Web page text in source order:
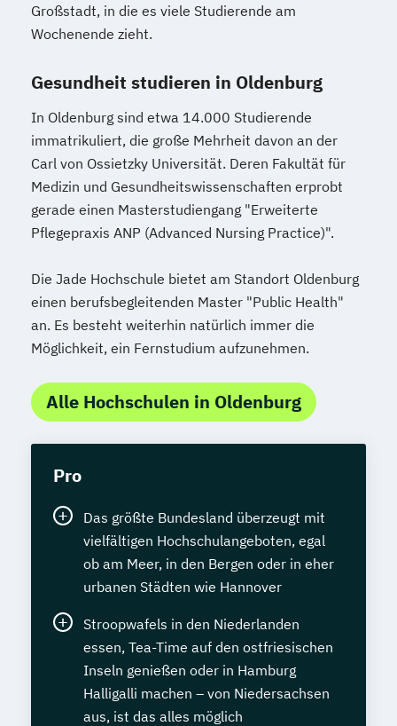
Großstadt, in die es viele Studierende am
Wochenende zieht.
Gesundheit studieren in Oldenburg
In Oldenburg sind etwa 14.000 Studierende
immatrikuliert, die große Mehrheit davon an der
Carl von Ossietzky Universität. Deren Fakultät für
Medizin und Gesundheitswissenschaften erprobt
gerade einen Masterstudiengang "Erweiterte
Pflegepraxis ANP (Advanced Nursing Practice)".
Die Jade Hochschule bietet am Standort Oldenburg
einen berufsbegleitenden Master "Public Health"
an. Es besteht weiterhin natürlich immer die
Möglichkeit, ein Fernstudium aufzunehmen.
Alle Hochschulen in Oldenburg
Pro
Das größte Bundesland überzeugt mit
vielfältigen Hochschulangeboten, egal
ob am Meer, in den Bergen oder in eher
urbanen Städten wie Hannover
Stroopwafels in den Niederlanden
essen, Tea-Time auf den ostfriesischen
Inseln genießen oder in Hamburg
Halligalli machen – von Niedersachsen
aus, ist das alles möglich